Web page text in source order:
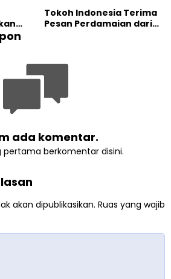
fakta langsung
kehidupan Muslim
Ahmadiyah di Inggris
Tokoh Indonesia Terima
Pesan Perdamaian dari
ada komentar.
pertama berkomentar disini.
akan dipublikasikan. Ruas yang wajib